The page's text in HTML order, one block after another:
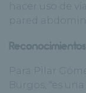
hacer uso de
pared
Reconocimientos
Para Pilar
Burgos, “es